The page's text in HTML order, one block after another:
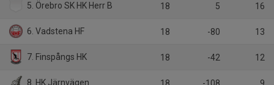
5. Örebro SK HK Herr B 18 5 16
6. Vadstena HF 18 -80 13
7. Finspångs HK 18 -42 12
8. HK Järnvägen